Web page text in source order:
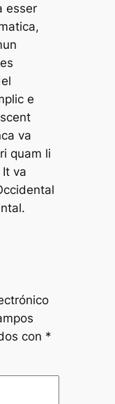
esser
e
va
quam li
va
con *